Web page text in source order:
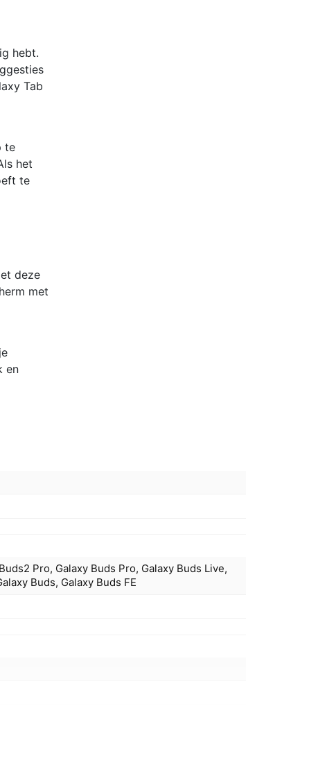
hebt.
Tab
te
het
te
deze
met
en
Pro, Galaxy Buds Pro, Galaxy Buds Live,
Buds, Galaxy Buds FE